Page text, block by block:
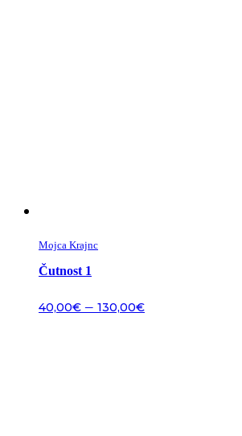
Mojca Krajnc
Čutnost 1
40,00€ – 130,00€